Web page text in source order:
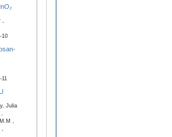
,
10
Julia
,
,